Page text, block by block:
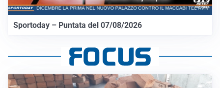
Sportoday – Puntata del 07/08/2026